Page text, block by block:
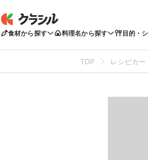
食材から探す 料理名から探す 目的・
TOP レシピカー